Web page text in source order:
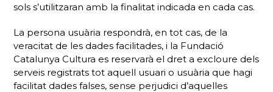
sols s’utilitzaran amb la finalitat indicada en cada cas.
La persona usuària respondrà, en tot cas, de la
veracitat de les dades facilitades, i la Fundació
Catalunya Cultura es reservarà el dret a excloure dels
serveis registrats tot aquell usuari o usuària que hagi
facilitat dades falses, sense perjudici d’aquelles